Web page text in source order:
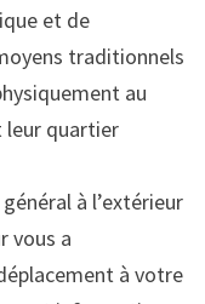
et de
traditionnels
au
leur quartier
à l’extérieur
vous a
à votre